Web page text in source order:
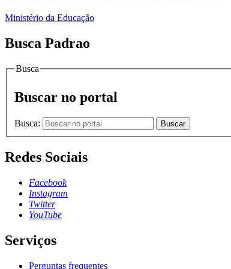
Ministério da Educação
Busca Padrao
Busca
Buscar no portal
Busca: Buscar
Redes Sociais
Facebook
Instagram
Twitter
YouTube
Serviços
Perguntas frequentes